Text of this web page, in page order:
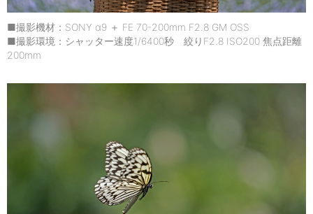
■撮影機材：SONY α9 ＋ FE 70-200mm F2.8 GM OSS
■撮影環境：シャッター速度1/6400秒 絞りF2.8 ISO200 焦点距離
200mm